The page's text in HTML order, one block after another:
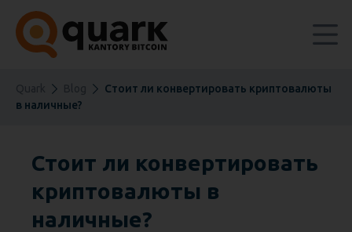
Стоит ли конвертировать криптовалюты
в наличные?
Стоит ли конвертировать
криптовалюты в
наличные?